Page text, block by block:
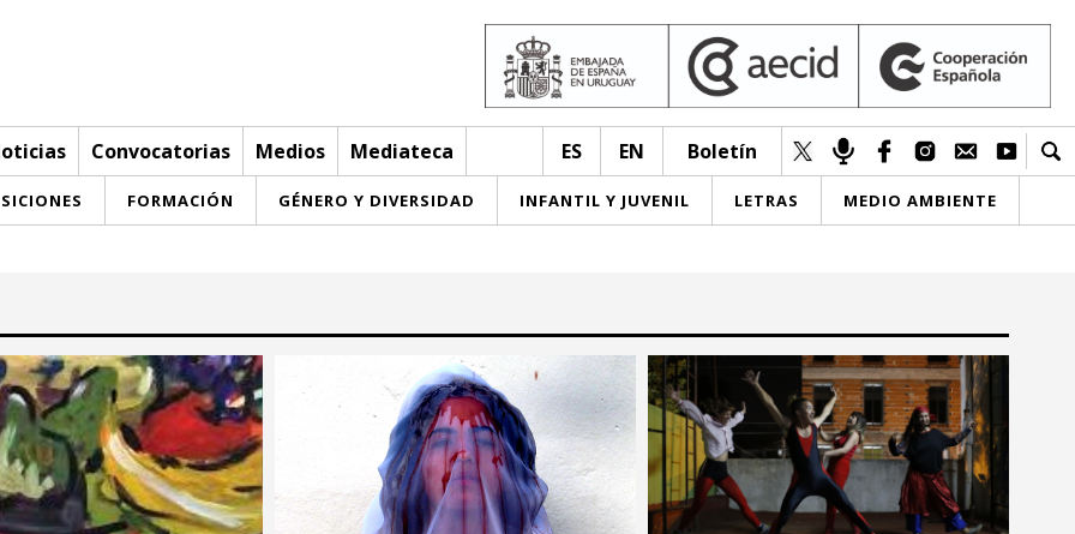
Convocatorias Medios Mediateca ES EN Boletín
FORMACIÓN GÉNERO Y DIVERSIDAD INFANTIL Y JUVENIL LETRAS MEDIO AMBIENTE